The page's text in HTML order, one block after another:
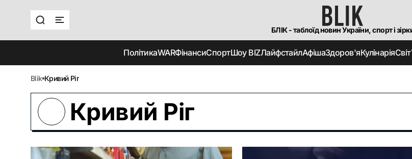
БЛІК - таблоїд новин України, спорт і
ПолітикаWARФінансиСпортШоу BIZЛайфстайлАфішаЗдоров'яКулінаріяСвіт
blik Кривий Ріг
Кривий Ріг